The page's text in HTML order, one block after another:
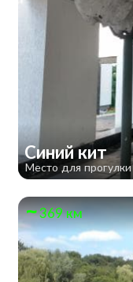
Синий кит
Место для прогулки
369 км